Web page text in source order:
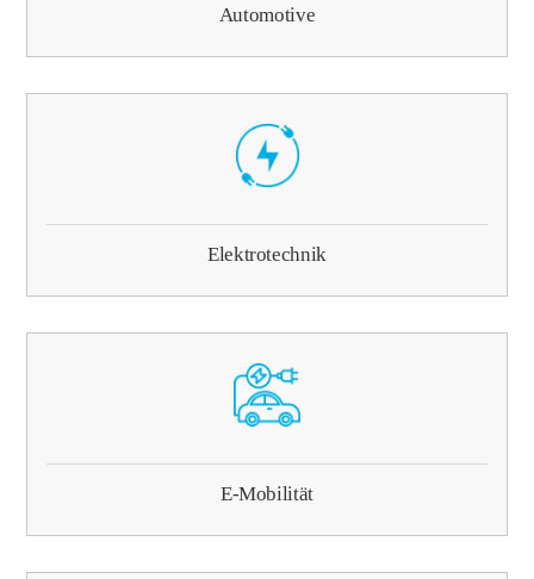
Automotive
Elektrotechnik
E-Mobilität